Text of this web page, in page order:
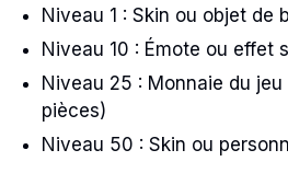
Niveau 1 : Skin ou objet de
Niveau 10 : Émote ou effet
Niveau 25 : Monnaie du
pièces)
Niveau 50 : Skin ou